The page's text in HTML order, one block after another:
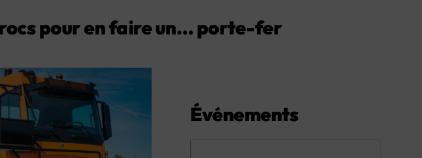
pour en faire un… porte-fer
Événements